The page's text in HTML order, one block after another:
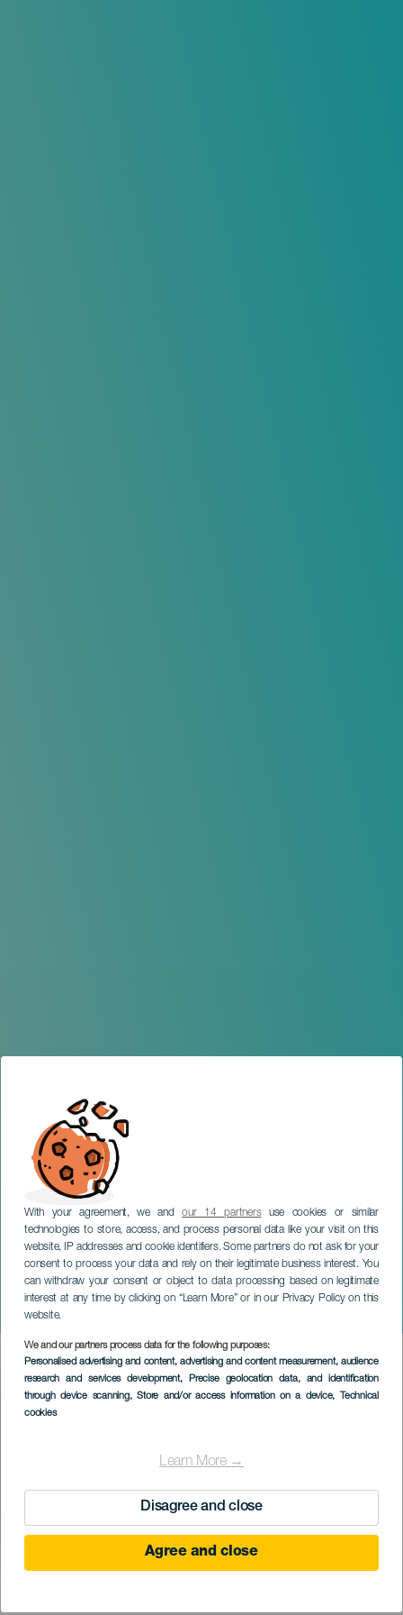
With your agreement, we andour 14 partnersuse cookies or similar
technologies to store, access, and process personal data like your visit on this
website, IP addresses and cookie identifiers. Some partners do not ask for your
consent to process your data and rely on their legitimate business interest. You
can withdraw your consent or object to data processing based on legitimate
interest at any time by clicking on “Learn More” or in our Privacy Policy on this
website.
We and our partners process data for the following purposes:
Personalised advertising and content, advertising and content measurement, audience
research and services development, Precise geolocation data, and identification
through device scanning, Store and/or access information on a device, Technical
cookies
Learn More →
Disagree and close
Agree and close
Gardel: Šepot z předměstí
GRAN CANARIA
Imagen
Listado